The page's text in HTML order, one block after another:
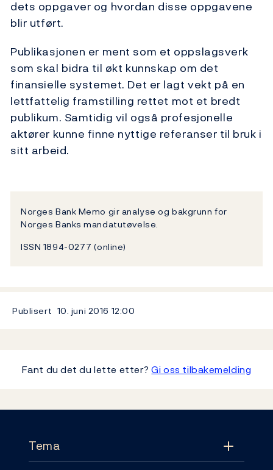
dets oppgaver og hvordan disse oppgavene
blir utført.
Publikasjonen er ment som et oppslagsverk
som skal bidra til økt kunnskap om det
finansielle systemet. Det er lagt vekt på en
lettfattelig framstilling rettet mot et bredt
publikum. Samtidig vil også profesjonelle
aktører kunne finne nyttige referanser til bruk i
sitt arbeid.
Norges Bank Memo gir analyse og bakgrunn for
Norges Banks mandatutøvelse.
ISSN 1894-0277 (online)
Publisert 10. juni 2016 12:00
Fant du det du lette etter?Gi oss tilbakemelding
Tema